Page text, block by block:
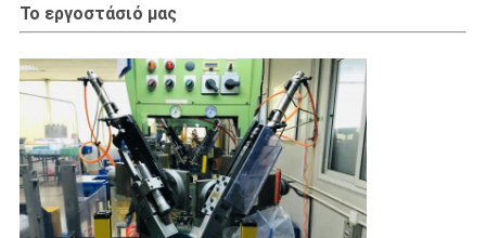
Το εργοστάσιό μας